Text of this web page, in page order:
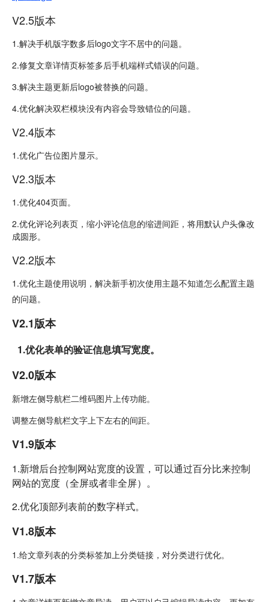
V2.5版本
1.解决手机版字数多后logo文字不居中的问题。
2.修复文章详情页标签多后手机端样式错误的问题。
3.解决主题更新后logo被替换的问题。
4.优化解决双栏模块没有内容会导致错位的问题。
V2.4版本
1.优化广告位图片显示。
V2.3版本
1.优化404页面。
2.优化评论列表页，缩小评论信息的缩进间距，将用默认户头像改
成圆形。
V2.2版本
1.优化主题使用说明，解决新手初次使用主题不知道怎么配置主题
的问题。
V2.1版本
1.优化表单的验证信息填写宽度。
V2.0版本
新增左侧导航栏二维码图片上传功能。
调整左侧导航栏文字上下左右的间距。
V1.9版本
1.新增后台控制网站宽度的设置，可以通过百分比来控制
网站的宽度（全屏或者非全屏）。
2.优化顶部列表前的数字样式。
V1.8版本
1.给文章列表的分类标签加上分类链接，对分类进行优化。
V1.7版本